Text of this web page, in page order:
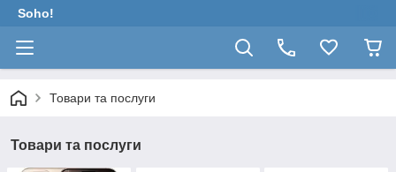
Soho!
Товари та послуги
Товари та послуги